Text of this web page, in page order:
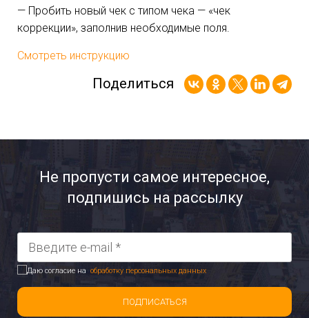
— Пробить новый чек с типом чека — «чек
коррекции», заполнив необходимые поля.
Смотреть инструкцию
Поделиться
Не пропусти самое интересное,
подпишись на рассылку
Даю согласие на обработку персональных данных
ПОДПИСАТЬСЯ